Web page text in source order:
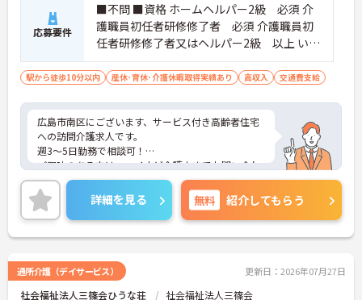
応募要件
■不問 ■資格 ホームヘルパー2級 必須 介
護職員初任者研修修了者 必須 介護職員初
任者研修修了者又はヘルパー2級 以上 いず
れかの資格を所持で可
駅から徒歩10分以内 産休･育休･介護休暇取得実績あり 高収入 交通費支給
広島市南区にございます、サービス付き高齢者住宅
への訪問介護求人です。
週3～5日勤務で相談可！
ご興味のある方は、マイナビ介護士までお問い合わ
せください。
詳細を見る 無料 紹介してもらう
通所介護（デイサービス） 更新日：2026年07月27日
社会福祉法人三篠会ひうな荘 社会福祉法人三篠会